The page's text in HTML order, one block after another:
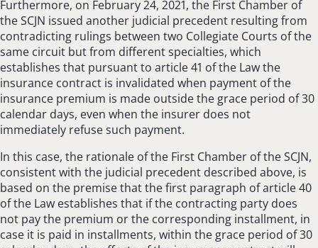
Furthermore, on February 24, 2021, the First Chamber of
the SCJN issued another judicial precedent resulting from
contradicting rulings between two Collegiate Courts of the
same circuit but from different specialties, which
establishes that pursuant to article 41 of the Law the
insurance contract is invalidated when payment of the
insurance premium is made outside the grace period of 30
calendar days, even when the insurer does not
immediately refuse such payment.
In this case, the rationale of the First Chamber of the SCJN,
consistent with the judicial precedent described above, is
based on the premise that the first paragraph of article 40
of the Law establishes that if the contracting party does
not pay the premium or the corresponding installment, in
case it is paid in installments, within the grace period of 30